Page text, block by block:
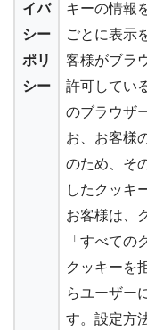
イバ
シー
ポリ
シー
キーの情報
ごとに表示
客様がブラ
許可してい
のブラウザ
お、お客様
のため、そ
したクッキ
お客様は、
「すべての
クッキーを
らユーザー
す。設定方